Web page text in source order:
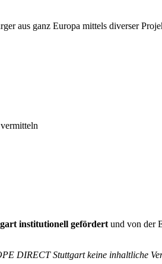
aus ganz Europa mittels diverser
institutionell gefördert und von der
DIRECT Stuttgart keine inhaltliche